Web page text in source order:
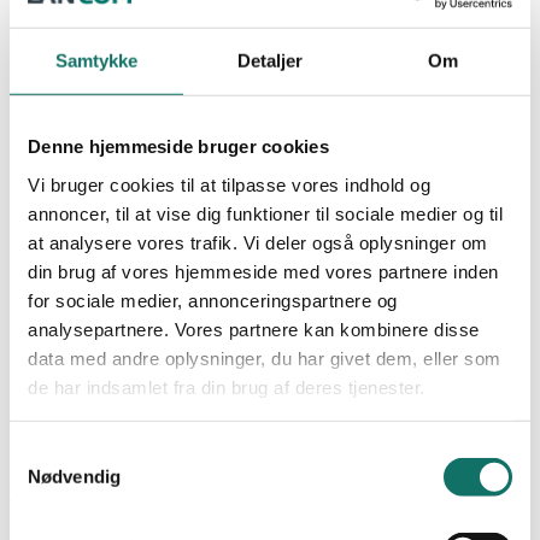
Samtykke Detaljer Om
Denne hjemmeside bruger cookies
Vi bruger cookies til at tilpasse vores indhold og
annoncer, til at vise dig funktioner til sociale medier og til
at analysere vores trafik. Vi deler også oplysninger om
din brug af vores hjemmeside med vores partnere inden
for sociale medier, annonceringspartnere og
analysepartnere. Vores partnere kan kombinere disse
data med andre oplysninger, du har givet dem, eller som
de har indsamlet fra din brug af deres tjenester.
Nødvendig
Favoritter
Bliv kunde
0,00kr. 0
ROUTER
NEXCONEC
WIFI
Undervisning
GIGA-LAN
LAN-SWITCH
LAN-RACK
POWER-LAN
Dokumentation
Cases
Viden og nyheder
Academy
Kursus og uddannelse
Certificering og garanti
Praktik og krav
Kontakt
0,00kr. 0
Min Konto